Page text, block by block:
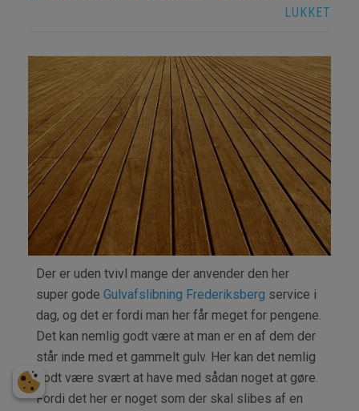
LUKKET
Der er uden tvivl mange der anvender den her
super gode Gulvafslibning Frederiksberg service i
dag, og det er fordi man her får meget for pengene.
Det kan nemlig godt være at man er en af dem der
står inde med et gammelt gulv. Her kan det nemlig
godt være svært at have med sådan noget at gøre.
Fordi det her er noget som der skal slibes af en